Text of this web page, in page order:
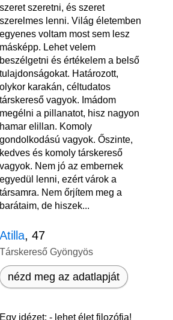
szeret szeretni, és szeret
szerelmes lenni. Világ életemben
egyenes voltam most sem lesz
másképp. Lehet velem
beszélgetni és értékelem a belső
tulajdonságokat. Határozott,
olykor karakán, céltudatos
társkereső vagyok. Imádom
megélni a pillanatot, hisz nagyon
hamar elillan. Komoly
gondolkodású vagyok. Őszinte,
kedves és komoly társkereső
vagyok. Nem jó az embernek
egyedül lenni, ezért várok a
társamra. Nem őrjítem meg a
barátaim, de hiszek...
Atilla, 47
Társkereső Gyöngyös
nézd meg az adatlapját
Egy idézet: - lehet élet filozófia!